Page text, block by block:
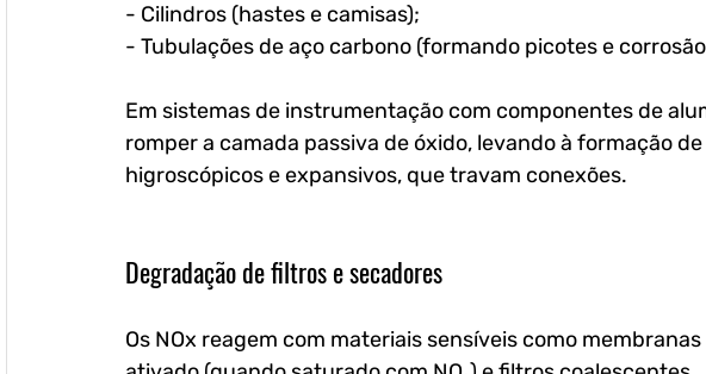
- Cilindros (hastes e camisas);
- Tubulações de aço carbono (formando picotes e
Em sistemas de instrumentação com componentes de
romper a camada passiva de óxido, levando à formação
higroscópicos e expansivos, que travam conexões.
Degradação de filtros e secadores
Os NOx reagem com materiais sensíveis como